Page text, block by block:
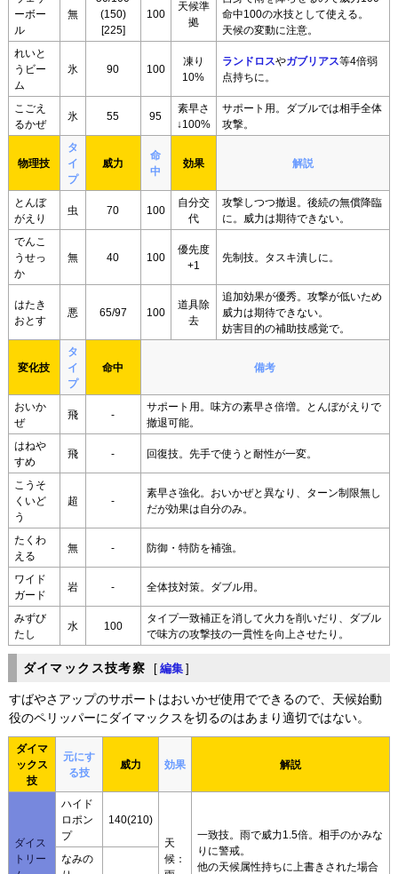
ーボー
ル
無
(150)
[225]
100
天候準
拠
命中100の水技として使える。
天候の変動に注意。
れいと
うビー
ム
氷 90 100
凍り
10%
ランドロスやガブリアス等4倍弱
点持ちに。
こごえ
るかぜ
氷 55 95
素早さ
↓100%
サポート用。ダブルでは相手全体
攻撃。
物理技
タ
イ
プ
威力
命
中
効果 解説
とんぼ
がえり
虫 70 100
自分交
代
攻撃しつつ撤退。後続の無償降臨
に。威力は期待できない。
でんこ
うせっ
か
無 40 100
優先度
+1
先制技。タスキ潰しに。
はたき
おとす
悪 65/97 100
道具除
去
追加効果が優秀。攻撃が低いため
威力は期待できない。
妨害目的の補助技感覚で。
変化技
タ
イ
プ
命中 備考
おいか
ぜ
飛 -
サポート用。味方の素早さ倍増。とんぼがえりで
撤退可能。
はねや
すめ
飛 - 回復技。先手で使うと耐性が一変。
こうそ
くいど
う
超 -
素早さ強化。おいかぜと異なり、ターン制限無し
だが効果は自分のみ。
たくわ
える
無 - 防御・特防を補強。
ワイド
ガード
岩 - 全体技対策。ダブル用。
みずび
たし
水 100
タイプ一致補正を消して火力を削いだり、ダブル
で味方の攻撃技の一貫性を向上させたり。
ダイマックス技考察 [ 編集 ]
すばやさアップのサポートはおいかぜ使用でできるので、天候始動
役のペリッパーにダイマックスを切るのはあまり適切ではない。
ダイマ
ックス
技
元にす
る技
威力 効果 解説
ダイス
トリー
ハイド
ロポン
プ
140(210)
天
候：
一致技。雨で威力1.5倍。相手のかみな
りに警戒。
他の天候属性持ちに上書きされた場合
なみの